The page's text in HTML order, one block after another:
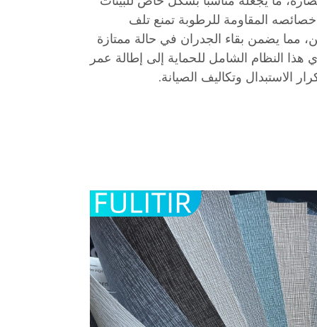
المقاومة للرطوبة تمنع تلف
مما يضمن بقاء الجدران في حالة ممتازة
النظام الشامل للحماية إلى إطالة عمر
الاستبدال وتكاليف الصيانة.